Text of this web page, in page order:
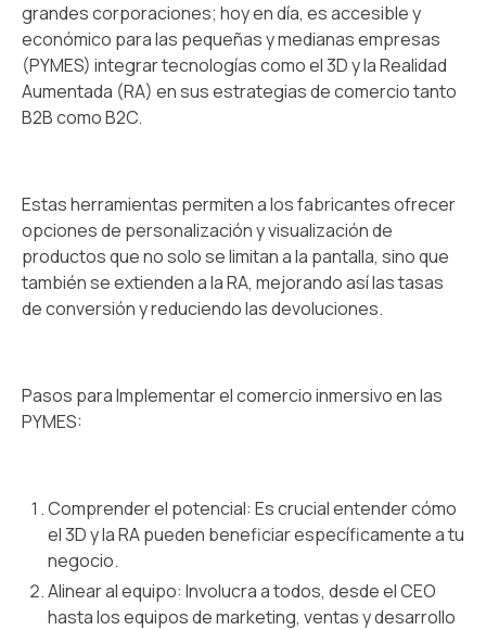
grandes corporaciones; hoy en día, es accesible y
económico para las pequeñas y medianas empresas
(PYMES) integrar tecnologías como el 3D y la Realidad
Aumentada (RA) en sus estrategias de comercio tanto
B2B como B2C.
Estas herramientas permiten a los fabricantes ofrecer
opciones de personalización y visualización de
productos que no solo se limitan a la pantalla, sino que
también se extienden a la RA, mejorando así las tasas
de conversión y reduciendo las devoluciones.
Pasos para Implementar el comercio inmersivo en las
PYMES:
Comprender el potencial: Es crucial entender cómo
el 3D y la RA pueden beneficiar específicamente a tu
negocio.
Alinear al equipo: Involucra a todos, desde el CEO
hasta los equipos de marketing, ventas y desarrollo